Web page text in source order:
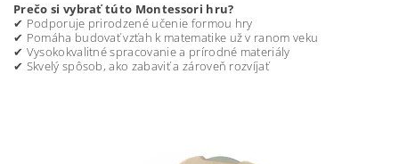
Prečo si vybrať túto Montessori hru?
✔ Podporuje prirodzené učenie formou hry
✔ Pomáha budovať vzťah k matematike už v ranom veku
✔ Vysokokvalitné spracovanie a prírodné materiály
✔ Skvelý spôsob, ako zabaviť a zároveň rozvíjať